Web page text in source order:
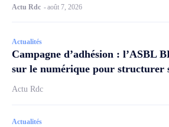
Actu Rdc -août 7, 2026
Actualités
Campagne d’adhésion : l’ASBL
sur le numérique pour structurer
Actu Rdc
Actualités